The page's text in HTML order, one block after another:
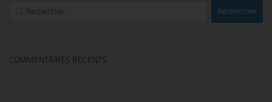
Rechercher :
COMMENTAIRES RÉCENTS